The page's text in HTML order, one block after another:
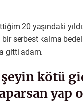
20 yaşındaki
serbest kalma
gitti adam.
kötü
yap